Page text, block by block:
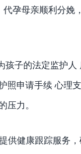
孕母亲顺利分
孩子的法定监护
照申请手续 心理
压力。
供健康跟踪服务